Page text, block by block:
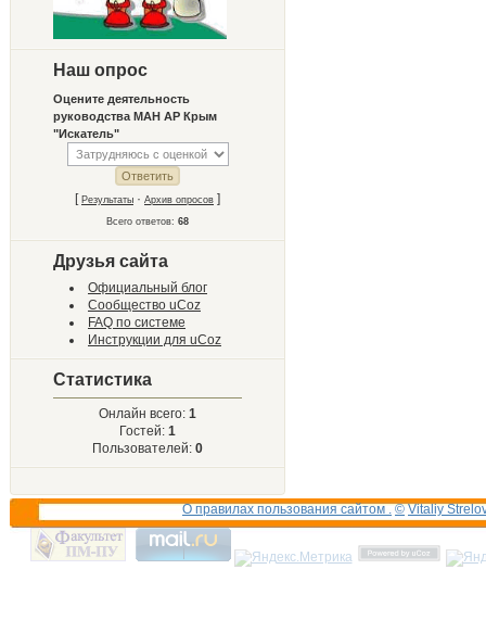
Наш опрос
Оцените деятельность
руководства МАН АР Крым
"Искатель"
[ Результаты · Архив опросов ]
Всего ответов: 68
Друзья сайта
Официальный блог
Сообщество uCoz
FAQ по системе
Инструкции для uCoz
Статистика
Онлайн всего: 1
Гостей: 1
Пользователей: 0
О правилах пользования сайтом . © Vitaliy